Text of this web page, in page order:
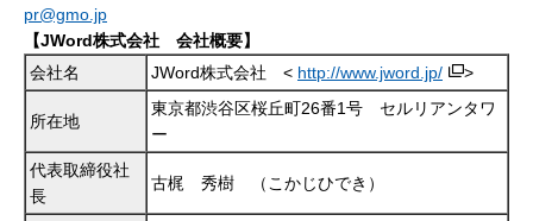
pr@gmo.jp
【JWord株式会社 会社概要】
会社名
JWord株式会社 < http://www.jword.jp/ >
所在地
東京都渋谷区桜丘町26番1号 セルリアンタワ
ー
代表取締役社
長
古梶 秀樹 （こかじひでき）